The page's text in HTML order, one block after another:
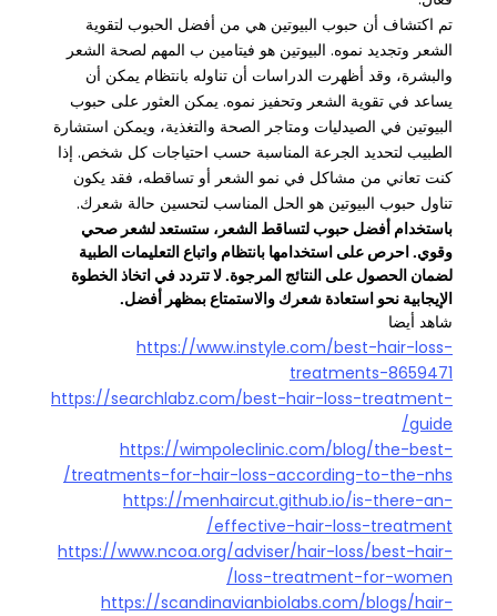
تم اكتشاف أن حبوب البيوتين هي من أفضل الحبوب لتقوية
الشعر وتجديد نموه. البيوتين هو فيتامين ب المهم لصحة الشعر
والبشرة، وقد أظهرت الدراسات أن تناوله بانتظام يمكن أن
يساعد في تقوية الشعر وتحفيز نموه. يمكن العثور على حبوب
البيوتين في الصيدليات ومتاجر الصحة والتغذية، ويمكن استشارة
الطبيب لتحديد الجرعة المناسبة حسب احتياجات كل شخص. إذا
كنت تعاني من مشاكل في نمو الشعر أو تساقطه، فقد يكون
تناول حبوب البيوتين هو الحل المناسب لتحسين حالة شعرك.
باستخدام أفضل حبوب لتساقط الشعر، ستستعد لشعر صحي
وقوي. احرص على استخدامها بانتظام واتباع التعليمات الطبية
لضمان الحصول على النتائج المرجوة. لا تتردد في اتخاذ الخطوة
الإيجابية نحو استعادة شعرك والاستمتاع بمظهر أفضل.
شاهد أيضا
https://www.instyle.com/best-hair-loss-
treatments-8659471
https://searchlabz.com/best-hair-loss-treatment-
guide/
https://wimpoleclinic.com/blog/the-best-
treatments-for-hair-loss-according-to-the-nhs/
https://menhaircut.github.io/is-there-an-
effective-hair-loss-treatment/
https://www.ncoa.org/adviser/hair-loss/best-hair-
loss-treatment-for-women/
https://scandinavianbiolabs.com/blogs/hair-